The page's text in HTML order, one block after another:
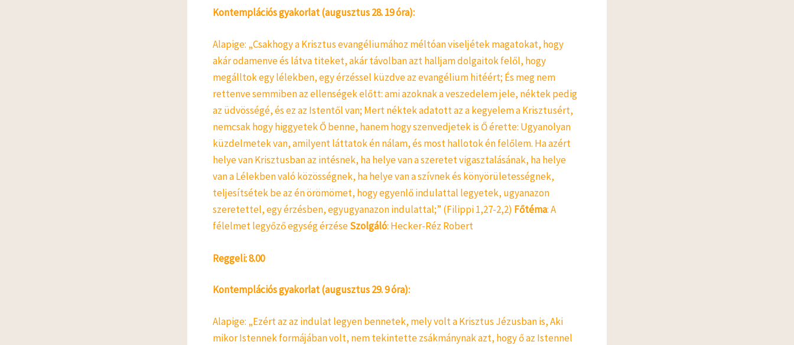
Kontemplációs gyakorlat (augusztus 28. 19 óra):
Alapige: „Csakhogy a Krisztus evangéliumához méltóan viseljétek magatokat, hogy
akár odamenve és látva titeket, akár távolban azt halljam dolgaitok felől, hogy
megálltok egy lélekben, egy érzéssel küzdve az evangélium hitéért; És meg nem
rettenve semmiben az ellenségek előtt: ami azoknak a veszedelem jele, néktek pedig
az üdvösségé, és ez az Istentől van; Mert néktek adatott az a kegyelem a Krisztusért,
nemcsak hogy higgyetek Ő benne, hanem hogy szenvedjetek is Ő érette: Ugyanolyan
küzdelmetek van, amilyent láttatok én nálam, és most hallotok én felőlem. Ha azért
helye van Krisztusban az intésnek, ha helye van a szeretet vigasztalásának, ha helye
van a Lélekben való közösségnek, ha helye van a szívnek és könyörületességnek,
teljesítsétek be az én örömömet, hogy egyenlő indulattal legyetek, ugyanazon
szeretettel, egy érzésben, egyugyanazon indulattal;” (Filippi 1,27-2,2) Főtéma: A
félelmet legyőző egység érzéseSzolgáló: Hecker-Réz Robert
Reggeli: 8.00
Kontemplációs gyakorlat (augusztus 29. 9 óra):
Alapige: „Ezért az az indulat legyen bennetek, mely volt a Krisztus Jézusban is, Aki
mikor Istennek formájában volt, nem tekintette zsákmánynak azt, hogy ő az Istennel